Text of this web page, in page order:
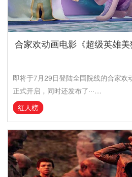
合家欢动画电影《超级英雄
即将于7月29日登陆全国院线的合家
正式开启，同时还发布了···…
红人榜